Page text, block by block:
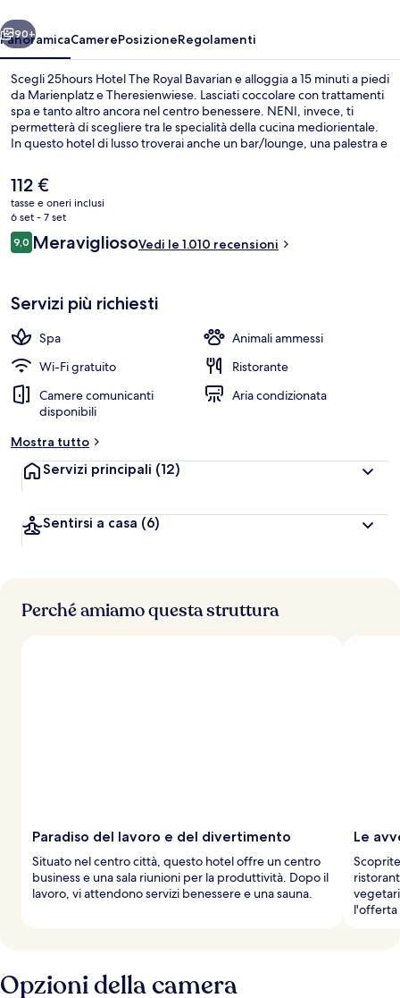
Avanti
90+
PanoramicaCamerePosizioneRegolamenti
Scegli 25hours Hotel The Royal Bavarian e alloggia a 15 minuti a piedi
da Marienplatz e Theresienwiese. Lasciati coccolare con trattamenti
spa e tanto altro ancora nel centro benessere. NENI, invece, ti
permetterà di scegliere tra le specialità della cucina mediorientale.
In questo hotel di lusso troverai anche un bar/lounge, una palestra e
colazione. A breve distanza da Fermata del tram di Munich Central
Station e Hauptbahnhof, prendere i mezzi pubblici sarà un gioco da
ragazzi.
Il
prezzo
attuale
è
112 €
112 €
tasse e oneri inclusi
6 set - 7 set
Recensioni
9,09,0 su 10
MeravigliosoVedi le 1.010 recensioni
Servizi più richiesti
Spa
Animali ammessi
Wi-Fi gratuito
Ristorante
Camere comunicanti
disponibili
Aria condizionata
Mostra tutto
Servizi principali (12)
Sentirsi a casa (6)
Perché amiamo questa struttura
Paradiso del lavoro e del divertimento
Situato nel centro città, questo hotel offre un centro
business e una sala riunioni per la produttività. Dopo il
lavoro, vi attendono servizi benessere e una sauna.
Le
l'offerta
Opzioni della camera